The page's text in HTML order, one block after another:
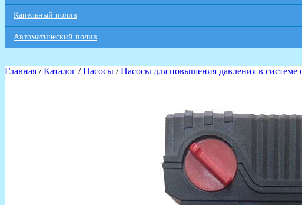
Капельный полив
Автоматический полив
Главная /Каталог /Насосы /Насосы для повышения давления в